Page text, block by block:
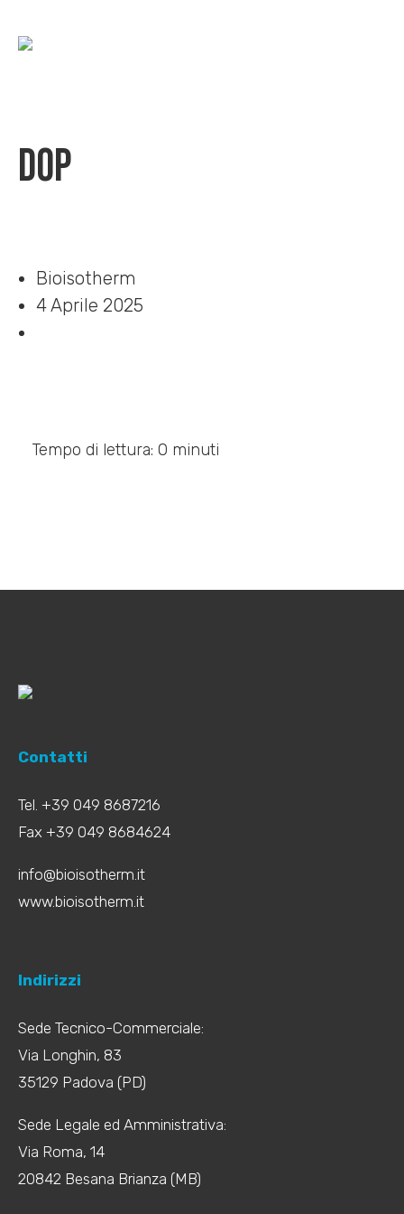
DOP
Bioisotherm
4 Aprile 2025
Tempo di lettura: 0 minuti
Contatti
Tel. +39 049 8687216
Fax +39 049 8684624
info@bioisotherm.it
www.bioisotherm.it
Indirizzi
Sede Tecnico-Commerciale:
Via Longhin, 83
35129 Padova (PD)
Sede Legale ed Amministrativa:
Via Roma, 14
20842 Besana Brianza (MB)